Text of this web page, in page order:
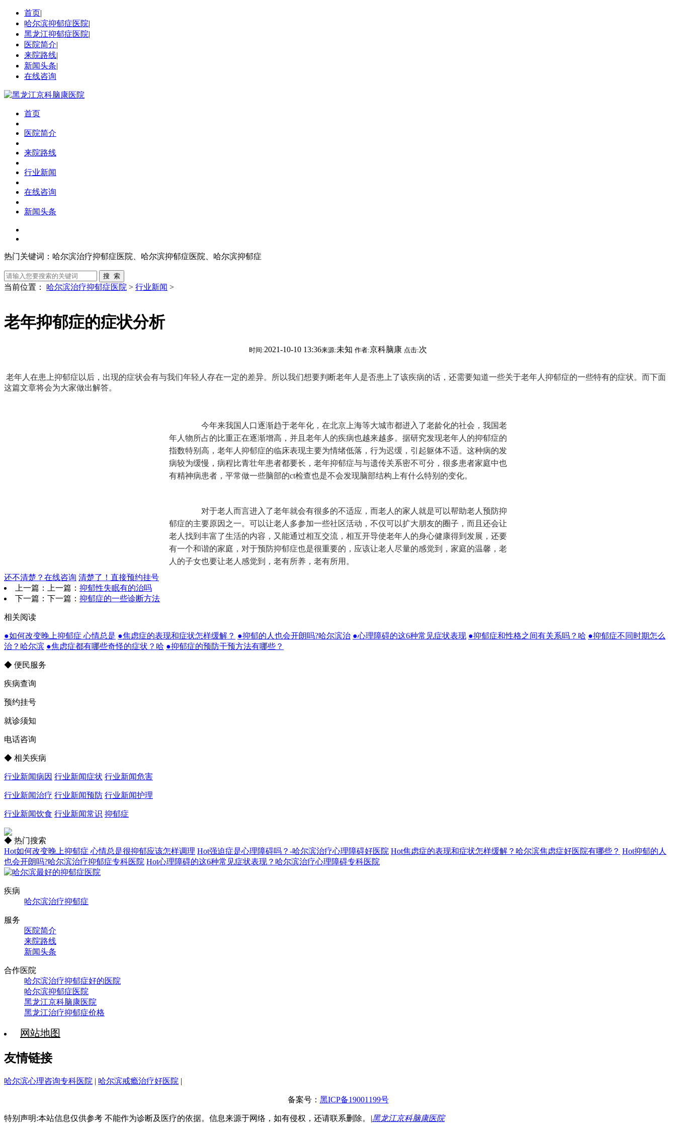
首页|
哈尔滨抑郁症医院|
黑龙江抑郁症医院|
医院简介|
来院路线|
新闻头条|
在线咨询
首页
医院简介
来院路线
行业新闻
在线咨询
新闻头条
热门关键词： 哈尔滨治疗抑郁症医院、哈尔滨抑郁症医院、哈尔滨抑郁症
当前位置： 哈尔滨治疗抑郁症医院 > 行业新闻 >
老年抑郁症的症状分析
时间:2021-10-10 13:36来源:未知 作者:京科脑康 点击:次
老年人在患上抑郁症以后，出现的症状会有与我们年轻人存在一定的差异。所以我们想要判断老年人是否患上了该疾病的话，还需要知道一些关于老年人抑郁症的一些特有的症状。而下面
这篇文章将会为大家做出解答。
今年来我国人口逐渐趋于老年化，在北京上海等大城市都进入了老龄化的社会，我国老
年人物所占的比重正在逐渐增高，并且老年人的疾病也越来越多。据研究发现老年人的抑郁症的
指数特别高，老年人抑郁症的临床表现主要为情绪低落，行为迟缓，引起躯体不适。这种病的发
病较为缓慢，病程比青壮年患者都要长，老年抑郁症与与遗传关系密不可分，很多患者家庭中也
有精神病患者，平常做一些脑部的ct检查也是不会发现脑部结构上有什么特别的变化。
对于老人而言进入了老年就会有很多的不适应，而老人的家人就是可以帮助老人预防抑
郁症的主要原因之一。可以让老人多参加一些社区活动，不仅可以扩大朋友的圈子，而且还会让
老人找到丰富了生活的内容，又能通过相互交流，相互开导使老年人的身心健康得到发展，还要
有一个和谐的家庭，对于预防抑郁症也是很重要的，应该让老人尽量的感觉到，家庭的温馨，老
人的子女也要让老人感觉到，老有所养，老有所用。
还不清楚？在线咨询 清楚了！直接预约挂号
上一篇：上一篇： 抑郁性失眠有的治吗
下一篇：下一篇： 抑郁症的一些诊断方法
相关阅读
●如何改变晚上抑郁症 心情总是 ●焦虑症的表现和症状怎样缓解？ ●抑郁的人也会开朗吗?哈尔滨治 ●心理障碍的这6种常见症状表现 ●抑郁症和性格之间有关系吗？哈 ●抑郁症不同时期怎么
治？哈尔滨 ●焦虑症都有哪些奇怪的症状？哈 ●抑郁症的预防干预方法有哪些？
◆ 便民服务
疾病查询
预约挂号
就诊须知
电话咨询
◆ 相关疾病
行业新闻病因 行业新闻症状 行业新闻危害
行业新闻治疗 行业新闻预防 行业新闻护理
行业新闻饮食 行业新闻常识 抑郁症
◆ 热门搜索
Hot如何改变晚上抑郁症 心情总是很抑郁应该怎样调理 Hot强迫症是心理障碍吗？-哈尔滨治疗心理障碍好医院 Hot焦虑症的表现和症状怎样缓解？哈尔滨焦虑症好医院有哪些？ Hot抑郁的人
也会开朗吗?哈尔滨治疗抑郁症专科医院 Hot心理障碍的这6种常见症状表现？哈尔滨治疗心理障碍专科医院
疾病
哈尔滨治疗抑郁症
服务
医院简介
来院路线
新闻头条
合作医院
哈尔滨治疗抑郁症好的医院
哈尔滨抑郁症医院
黑龙江京科脑康医院
黑龙江治疗抑郁症价格
网站地图
友情链接
哈尔滨心理咨询专科医院 | 哈尔滨戒瘾治疗好医院 |
备案号： 黑ICP备19001199号
特别声明:本站信息仅供参考 不能作为诊断及医疗的依据。信息来源于网络，如有侵权，还请联系删除。 |黑龙江京科脑康医院